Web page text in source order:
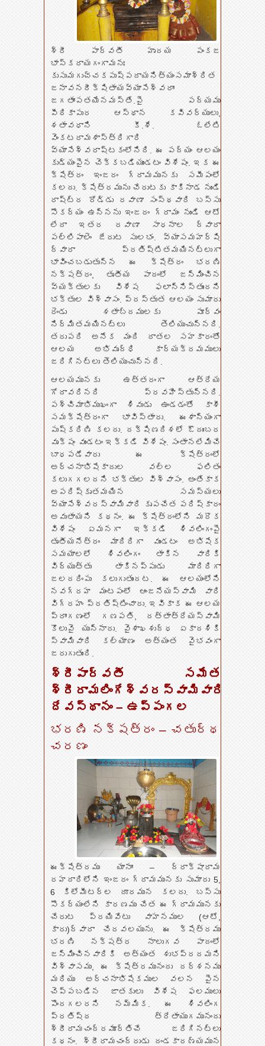
శ్రీ పార్వతీ హృదయ పంకజ
భాస్కరాయగంగామనః
కుసుమగుచ్చకపుష్పదాయనిత్యంసమాశ్రిత
జనావనదీక్షితాయవ్యాసేశ్వరాం
జగతాంపతయేనమస్తే.పై పద్యము
పీఠికాపుర ఆస్థాన కవివర్యులు,
శతావధాని కీ.శే. ఓలేటి
వెంకటరామశాస్త్రిగారి
వ్యాసేశ్వరాష్టకంలోనిది. ఈ పద్యం ఆలయం
కుడ్యంపైన చెక్కబడియుండటం విశేషం. ఇక ఈ
క్షేత్రం ఇంజరం గ్రామమునకు సమీపంలో
కలదు. క్షేత్రమును చేరుటకు కాకినాడ నుండి
రాష్ట్ర రోడ్డు రవాణా సంస్థవారి బస్సు
సౌకర్యం ఉన్నను ఇంజరం గ్రామం నుండి ఆటో
లేదా ఇతర రవాణా సాధనాల ద్వారా
పల్లిపాలెం జేరుట సులభం. వ్యాసమహర్షి
ద్వారా ప్రతిష్టితమయినట్లుగా
భావించబడుతున్న ఈ క్షేత్రం భరణి
నక్షత్రం, తృతీయ పాదంలో జన్మించిన
వ్యక్తులకు విశేష ఫలాన్నిస్తుందని
భక్తుల విశ్వాసం. ప్రస్తుత ఆలయం సుమారు
రెండు శతాబ్దములకు పూర్వం
నిర్మితమయినట్లు తెలియుచున్నది.
తదుపరి అనేక మంది దాతల సహకారంతో
ఆలయ అభివృద్ధి కార్యక్రమములు
జరిగినట్లు తెలియుచున్నది.
ఆలయమునకు ఉత్తరంగా ఆత్రేయ
గోదావరినది ప్రవహిస్తున్నది.
పశ్చిమాభిముఖంగా శివుడు ఉండడంతో కాశీ
సమక్షేత్రంగా భావిస్తారు. ఈశాన్యంగా
పుష్కరిణి కలదు. దక్షిణదిశలో ఔదుంబర
వృక్షం వుండటం ఇక్కడి విశేషం. సంతానలేమిచే
బాధపడేవారు ఈ క్షేత్రంలో
అర్చనాభిషేకాదుల వల్ల ఫలితం
కలుగగలదని భక్తుల విశ్వాసం. అంతేకాక
అపరిష్కృతమయిన సమస్యలు
వ్యాసేశ్వరస్వామివారి కృపచేత పరిష్కారం
అవుతాయని కథనం. ఈ క్షేత్రంలోని మరొక
విశేషం ఏమనగా ఇక్కడి శివలింగంపై
తృతీయనేత్రం మాదిరిగా వుండటం అభిషేక
సమయాలలో శివలింగం తాకిన వారికి
విద్యుత్తు తాకినప్పుడు మాదిరిగా
జలదరింపు కలుగుతుందట. ఈ ఆలయంలోని
నవగ్రహ మంటపంలో ఆంజనేయస్వామి వారి
విగ్రహం ప్రతిష్టించారు. ఇవికాక ఈ ఆలయ
ప్రాంగణంలో గణపతి, దత్తాత్రేయస్వామి
కొలువై యున్నారు. వైశాఖశుద్ధ ఏకాదశికి
స్వామివారి కల్యాణం అత్యంత వైభవంగా
జరుగుతుంది.
శ్రీపార్వతీ సమేత
శ్రీరామలింగేశ్వరస్వామివారి
దేవస్థానం – ఉప్పంగల
భరణి నక్షత్రం – చతుర్థ
చరణం
ఈక్షేత్రము యానాం – ద్రాక్షారామ
రహదారిలోని ఇంజరం గ్రామమునకు సుమారు 5,
6 కిలోమీటర్ల దూరమున కలదు. బస్సు
సౌకర్యంలేని కారణము చేత ఈ గ్రామమునకు
చేరుట ప్రయివేటు వాహనముల (ఆటో,
కారు)ద్వారా చేరవలయును. ఈ క్షేత్రము
భరణి నక్షత్ర నాలుగవ పాదంలో
జన్మించినవారికి అత్యంత శుభప్రదమని
విశ్వాసము, ఈ క్షేత్రమునందు దర్శనము
మరియు అర్చనాభిషేకముల వలన పైన
చెప్పబడిన జాతకులు విశేష ఫలములు
పొందగలరని నమ్మిక. ఈ శివలింగ
ప్రతిష్ఠ త్రేతాయుగమునందు
శ్రీరామచంద్రమూర్తిచే జరిగినట్లు
కథనం. శ్రీరామచంద్రుడు దండకారణ్యమున